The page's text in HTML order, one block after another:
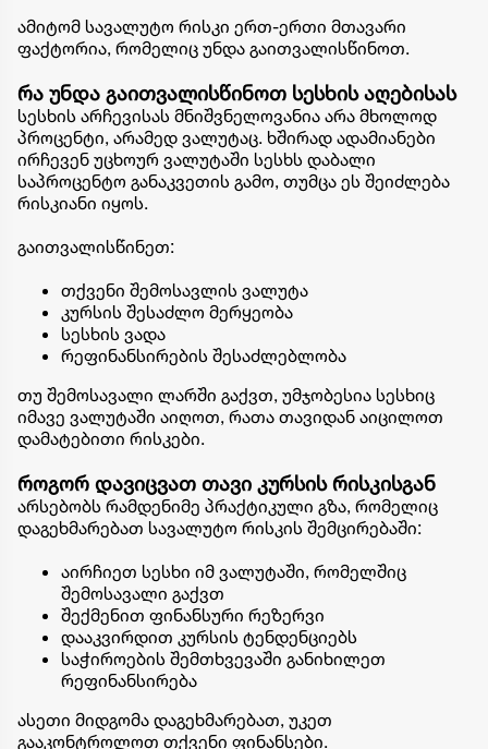
ამიტომ სავალუტო რისკი ერთ-ერთი მთავარი
ფაქტორია, რომელიც უნდა გაითვალისწინოთ.
რა უნდა გაითვალისწინოთ სესხის აღებისას
სესხის არჩევისას მნიშვნელოვანია არა მხოლოდ
პროცენტი, არამედ ვალუტაც. ხშირად ადამიანები
ირჩევენ უცხოურ ვალუტაში სესხს დაბალი
საპროცენტო განაკვეთის გამო, თუმცა ეს შეიძლება
რისკიანი იყოს.
გაითვალისწინეთ:
თქვენი შემოსავლის ვალუტა
კურსის შესაძლო მერყეობა
სესხის ვადა
რეფინანსირების შესაძლებლობა
თუ შემოსავალი ლარში გაქვთ, უმჯობესია სესხიც
იმავე ვალუტაში აიღოთ, რათა თავიდან აიცილოთ
დამატებითი რისკები.
როგორ დავიცვათ თავი კურსის რისკისგან
არსებობს რამდენიმე პრაქტიკული გზა, რომელიც
დაგეხმარებათ სავალუტო რისკის შემცირებაში:
აირჩიეთ სესხი იმ ვალუტაში, რომელშიც
შემოსავალი გაქვთ
შექმენით ფინანსური რეზერვი
დააკვირდით კურსის ტენდენციებს
საჭიროების შემთხვევაში განიხილეთ
რეფინანსირება
ასეთი მიდგომა დაგეხმარებათ, უკეთ
გააკონტროლოთ თქვენი ფინანსები.